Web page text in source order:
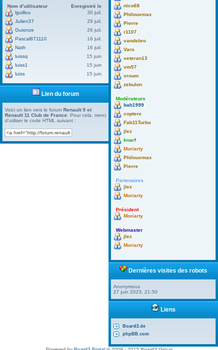
Nom d’utilisateur
Enregistré le
lguillou
30 juil.
Julien37
29 juil.
Guionze
26 juil.
Pascal871110
16 juil.
Nath
16 juil.
luissq
15 juin
luiss1
15 juin
luiss
15 juin
Lien du forum
Voici un lien vers le forum Renault 9 et
Renault 11 Club de France . Pour cela, merci
d’utiliser le code HTML suivant :
nico68
Philouvmax
Pierre
r1107
vandebro
Varo
veteran13
vm57
vroum
zebulon
Modérateurs
bab1999
coptere
Fab11Turbo
jlez
knarf
Moriarty
Philouvmax
Pierre
Partenaires
jlez
Moriarty
Président
Moriarty
Webmaster
jlez
Moriarty
Dernières visites des robots
Anonymous
27 juin 2023, 21:50
Liens
Board3.de
phpBB.com